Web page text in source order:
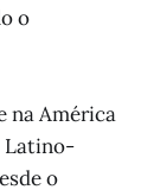
o
na América
Latino-
o